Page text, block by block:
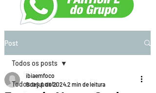
Post
Todos os posts
Todos os posts
ibiaemfoco
9 de jul. de 20242 min de leitura